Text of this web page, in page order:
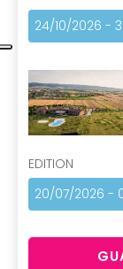
24/10/2026 -
EDITION
20/07/2026 -